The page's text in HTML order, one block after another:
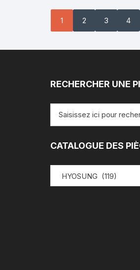
1 2 3 4
RECHERCHER UNE
pour
CATALOGUE DES
HYOSUNG (119)